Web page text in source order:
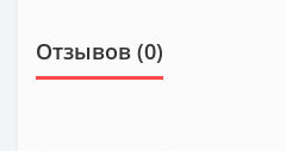
Отзывов (0)